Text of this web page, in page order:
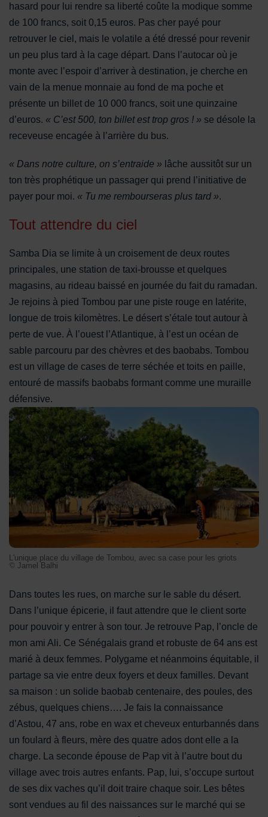
L'unique place du village de Tombou, avec sa case pour les
L'unique place du village de Tombou, avec sa case pour les griots
© Jamel Balhi
hasard pour lui rendre sa liberté coûte la modique somme
de 100 francs, soit 0,15 euros. Pas cher payé pour
retrouver le ciel, mais le volatile a été dressé pour revenir
un peu plus tard à la cage départ. Dans l’autocar où je
monte avec l’espoir d’arriver à destination, je cherche en
vain de la menue monnaie au fond de ma poche et
présente un billet de 10 000 francs, soit une quinzaine
d’euros. « C’est 500, ton billet est trop gros ! » se désole la
receveuse encagée à l’arrière du bus.
« Dans notre culture, on s’entraide » lâche aussitôt sur un
ton très prophétique un passager qui prend l’initiative de
payer pour moi. « Tu me rembourseras plus tard ».
Tout attendre du ciel
Samba Dia se limite à un croisement de deux routes
principales, une station de taxi-brousse et quelques
magasins, au rideau baissé en journée du fait du ramadan.
Je rejoins à pied Tombou par une piste rouge en latérite,
longue de trois kilomètres. Le désert s’étale tout autour à
perte de vue. À l’ouest l’Atlantique, à l’est un océan de
sable parcouru par des chèvres et des baobabs. Tombou
est un village de cases de terre séchée et toits en paille,
entouré de massifs baobabs formant comme une muraille
défensive.
Dans toutes les rues, on marche sur le sable du désert.
Dans l’unique épicerie, il faut attendre que le client sorte
pour pouvoir y entrer à son tour. Je retrouve Pap, l’oncle de
mon ami Ali. Ce Sénégalais grand et robuste de 64 ans est
marié à deux femmes. Polygame et néanmoins équitable, il
partage sa vie entre deux foyers et deux familles. Devant
sa maison : un solide baobab centenaire, des poules, des
zébus, quelques chiens…. Je fais la connaissance
d’Astou, 47 ans, robe en wax et cheveux enturbannés dans
un foulard à fleurs, mère des quatre ados dont elle a la
charge. La seconde épouse de Pap vit à l’autre bout du
village avec trois autres enfants. Pap, lui, s’occupe surtout
de ses dix vaches qu’il doit traire chaque soir. Les bêtes
sont vendues au fil des naissances sur le marché qui se